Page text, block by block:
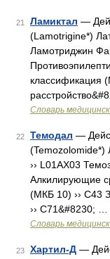
21 Ламиктал —
(Lamotrigine*)
Ламотриджин
классификация
Словарь
22 Темодал —
(Temozolomide*)
›› L01AX03
Алкилирующие
(МКБ 10) ›› C43
›› C71&#8230; …
Словарь
23 Хартил-Д —